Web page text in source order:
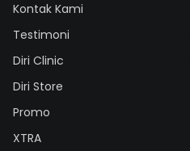
Kontak Kami
Testimoni
Diri Clinic
Diri Store
Promo
XTRA